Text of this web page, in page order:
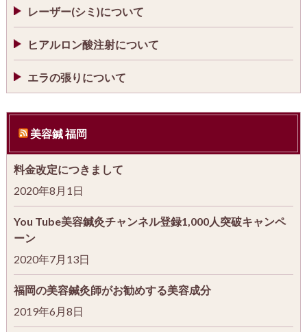
レーザー(シミ)について
ヒアルロン酸注射について
エラの張りについて
美容鍼 福岡
料金改定につきまして
2020年8月1日
You Tube美容鍼灸チャンネル登録1,000人突破キャンペ
ーン
2020年7月13日
福岡の美容鍼灸師がお勧めする美容成分
2019年6月8日